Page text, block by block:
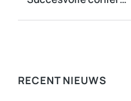
RECENT NIEUWS